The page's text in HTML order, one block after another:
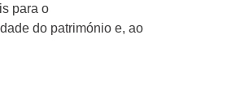
para o
do património e, ao